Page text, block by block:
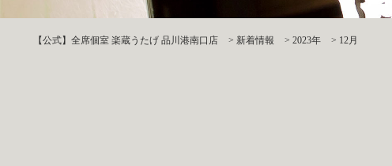
【公式】全席個室 楽蔵うたげ 品川港南口店 > 新着情報 > 2023年 > 12月